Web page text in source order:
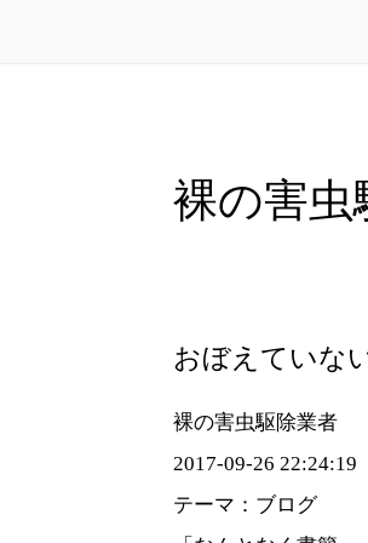
裸の害虫
おぼえていな
裸の害虫駆除業者
2017-09-26 22:24:19
テーマ：ブログ